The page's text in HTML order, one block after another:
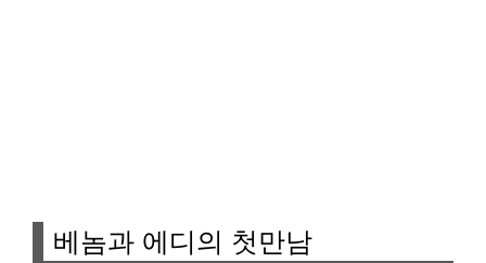
베놈과 에디의 첫만남